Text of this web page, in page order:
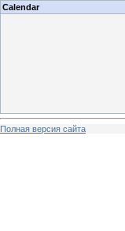
Calendar
Полная версия сайта